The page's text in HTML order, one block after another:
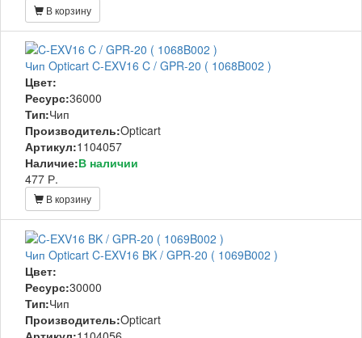
В корзину
Чип Opticart C-EXV16 C / GPR-20 ( 1068B002 )
Цвет:
Ресурс:36000
Тип:Чип
Производитель:Opticart
Артикул:1104057
Наличие:В наличии
477 Р.
В корзину
Чип Opticart C-EXV16 BK / GPR-20 ( 1069B002 )
Цвет:
Ресурс:30000
Тип:Чип
Производитель:Opticart